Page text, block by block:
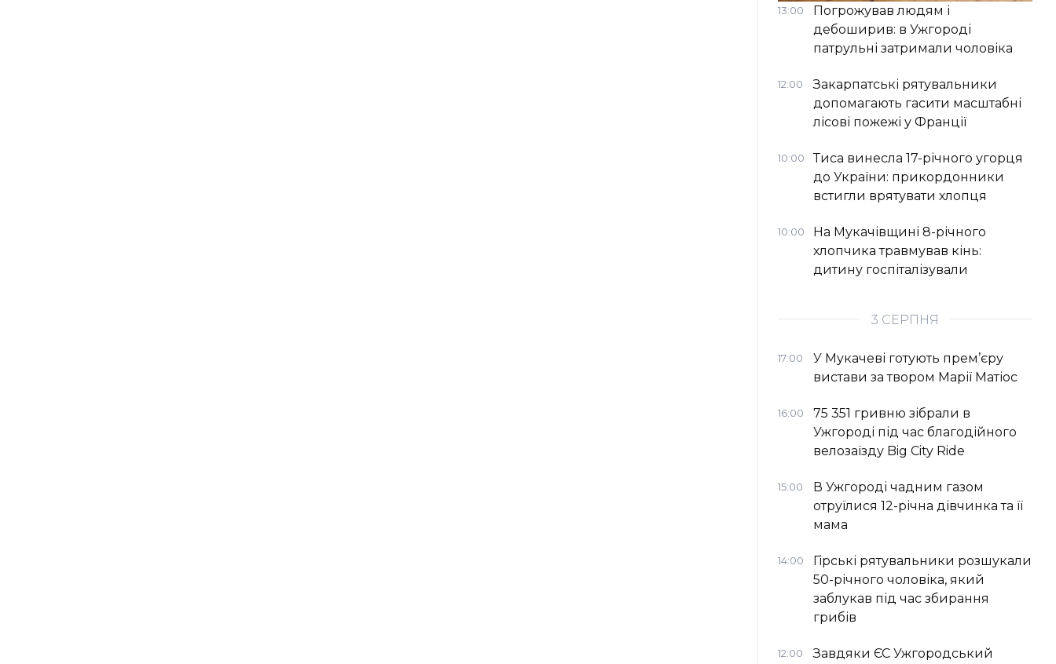
13:00
Погрожував людям і
дебоширив: в Ужгороді
патрульні затримали чоловіка
12:00
Закарпатські рятувальники
допомагають гасити масштабні
лісові пожежі у Франції
10:00
Тиса винесла 17-річного угорця
до України: прикордонники
встигли врятувати хлопця
10:00
На Мукачівщині 8-річного
хлопчика травмував кінь:
дитину госпіталізували
3 СЕРПНЯ
17:00
У Мукачеві готують прем’єру
вистави за твором Марії Матіос
16:00
75 351 гривню зібрали в
Ужгороді під час благодійного
велозаїзду Big Сity Ride
15:00
В Ужгороді чадним газом
отруїлися 12-річна дівчинка та її
мама
14:00
Гірські рятувальники розшукали
50-річного чоловіка, який
заблукав під час збирання
грибів
12:00
Завдяки ЄС Ужгородський